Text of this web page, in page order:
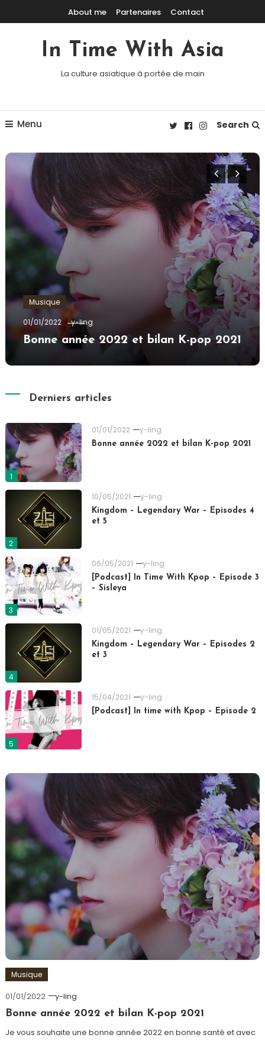
Skip To ContentAbout me Partenaires Contact
In Time With Asia
La culture asiatique à portée de main
Menu Search
Musique
01/01/2022
y-ling
Bonne année 2022 et bilan K-pop 2021
Derniers articles
1
01/01/2022 y-ling
Bonne année 2022 et bilan K-pop 2021
2
10/05/2021 y-ling
Kingdom – Legendary War – Episodes 4
et 5
3
06/05/2021 y-ling
[Podcast] In Time With Kpop – Episode 3
– Sisleya
4
01/05/2021 y-ling
Kingdom – Legendary War – Episodes 2
et 3
5
15/04/2021 y-ling
[Podcast] In time with Kpop – Episode 2
Musique
01/01/2022
y-ling
Bonne année 2022 et bilan K-pop 2021
Je vous souhaite une bonne année 2022 en bonne santé et avec